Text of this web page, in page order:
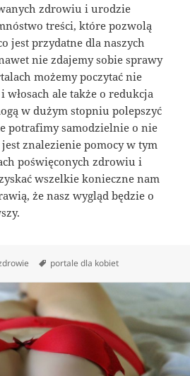
zdrowiu i urodzie
treści, które pozwolą
jest przydatne dla naszych
nie zdajemy sobie sprawy
możemy poczytać nie
włosach ale także o redukcja
w dużym stopniu polepszyć
potrafimy samodzielnie o nie
znalezienie pomocy w tym
poświęconych zdrowiu i
wszelkie konieczne nam
że nasz wygląd będzie o
Tagi
portale dla kobiet